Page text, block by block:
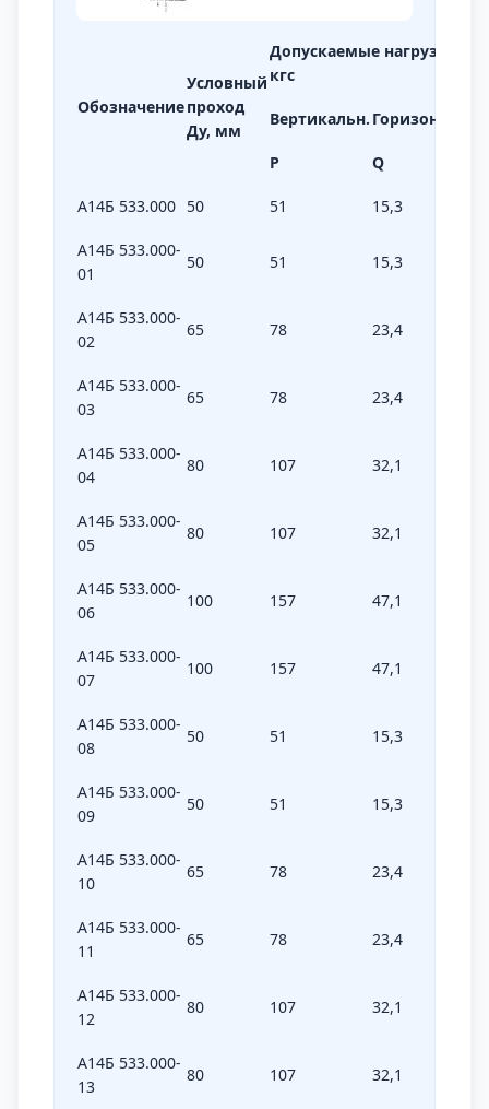
Обозначение
Условный
проход
Ду, мм
Допускаемые нагрузки,
кгс
Вертикальн. Горизонтал.
Р Q
А14Б 533.000 50 51 15,3
А14Б 533.000-
01
50 51 15,3
А14Б 533.000-
02
65 78 23,4
А14Б 533.000-
03
65 78 23,4
А14Б 533.000-
04
80 107 32,1
А14Б 533.000-
05
80 107 32,1
А14Б 533.000-
06
100 157 47,1
А14Б 533.000-
07
100 157 47,1
А14Б 533.000-
08
50 51 15,3
А14Б 533.000-
09
50 51 15,3
А14Б 533.000-
10
65 78 23,4
А14Б 533.000-
11
65 78 23,4
А14Б 533.000-
12
80 107 32,1
А14Б 533.000-
13
80 107 32,1